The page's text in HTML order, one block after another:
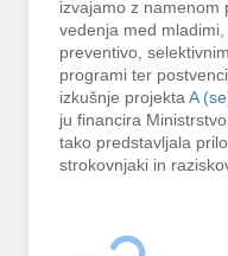
izvajamo z namenom
vedenja med
preventivo,
programi ter
izkušnje projektaA
ju financira
tako predstavljala
strokovnjaki in